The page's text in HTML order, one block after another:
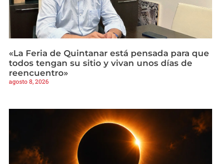
«La Feria de Quintanar está pensada para que
todos tengan su sitio y vivan unos días de
reencuentro»
agosto 8, 2026